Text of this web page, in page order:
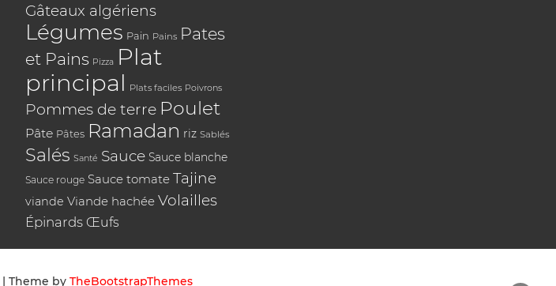
Gâteaux algériens
Légumes Pain Pains Pates
et Pains Pizza Plat
principal Plats faciles Poivrons
Pommes de terre Poulet
Pâte Pâtes Ramadan riz Sablés
Salés Santé Sauce Sauce blanche
Sauce rouge Sauce tomate Tajine
viande Viande hachée Volailles
Épinards Œufs
| Theme by TheBootstrapThemes